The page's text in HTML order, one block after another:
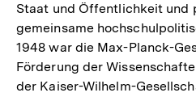
Staat und Öffentlichkeit und
gemeinsame
1948 war die Max-Planck-
Förderung der
der Kaiser-Wilhelm-